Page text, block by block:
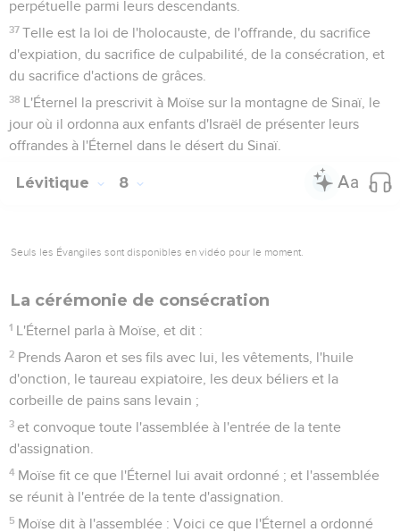
perpétuelle parmi leurs descendants.
37 Telle est la loi de l'holocauste, de l'offrande, du sacrifice
d'expiation, du sacrifice de culpabilité, de la consécration, et
du sacrifice d'actions de grâces.
38 L'Éternel la prescrivit à Moïse sur la montagne de Sinaï, le
jour où il ordonna aux enfants d'Israël de présenter leurs
offrandes à l'Éternel dans le désert du Sinaï.
Lévitique 8
Seuls les Évangiles sont disponibles en vidéo pour le moment.
La cérémonie de consécration
1 L'Éternel parla à Moïse, et dit :
2 Prends Aaron et ses fils avec lui, les vêtements, l'huile
d'onction, le taureau expiatoire, les deux béliers et la
corbeille de pains sans levain ;
3 et convoque toute l'assemblée à l'entrée de la tente
d'assignation.
4 Moïse fit ce que l'Éternel lui avait ordonné ; et l'assemblée
se réunit à l'entrée de la tente d'assignation.
5 Moïse dit à l'assemblée : Voici ce que l'Éternel a ordonné